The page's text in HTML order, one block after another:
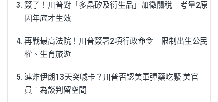
簽了！川普對「多晶矽及衍生品」加徵關稅 考量2原
因年底才生效
再戰最高法院！川普簽署2項行政命令 限制出生公民
權、生育旅遊
連炸伊朗13天突喊卡？川普否認美軍彈藥吃緊 美官
員：為談判留空間